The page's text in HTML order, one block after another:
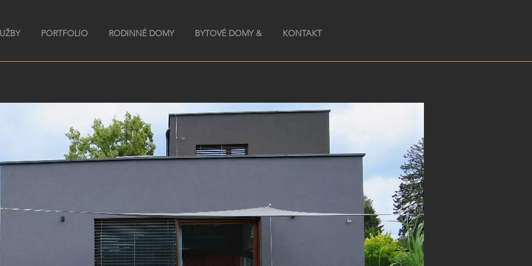
PORTFOLIO RODINNÉ DOMY BYTOVÉ DOMY & KONTAKT